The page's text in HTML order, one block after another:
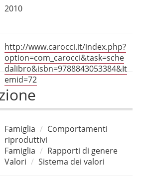
2010
http://www.carocci.it/index.php?
option=com_carocci&task=sche
dalibro&isbn=9788843053384&It
emid=72
Famiglia
Comportamenti
riproduttivi
Famiglia
Rapporti di genere
Valori
Sistema dei valori